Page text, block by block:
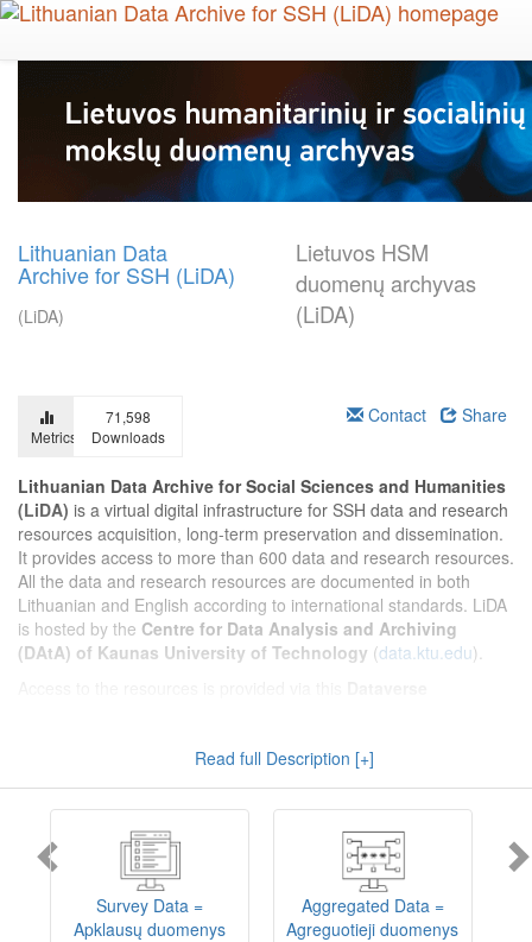
Skip
main
Lithuanian Data
Archive for SSH (LiDA)
(LiDA)
Lietuvos HSM
duomenų archyvas
(LiDA)
Metrics
71,598
Downloads
Contact Share
Lithuanian Data Archive for Social Sciences and Humanities
(LiDA) is a virtual digital infrastructure for SSH data and research
resources acquisition, long-term preservation and dissemination.
It provides access to more than 600 data and research resources.
All the data and research resources are documented in both
Lithuanian and English according to international standards. LiDA
is hosted by the Centre for Data Analysis and Archiving
(DAtA) of Kaunas University of Technology (data.ktu.edu).
implemented). LiDA curates different types of resources and they
are published into catalogues according to the type:Survey Data,
Interview Data,Aggregated Data
(including Historical Statistics),
, andEncoded Data
(including News Media Studies).
Also, LiDA holds collections of data produced in large national
projets (
Large Project Data
) as well as social sciences and
humanities data deposited by Lithuanian science and higher
education institutions and Lithuanian governmental institutions
Read full Description [+]
Survey Data =
Apklausų duomenys
Aggregated Data =
Agreguotieji duomenys